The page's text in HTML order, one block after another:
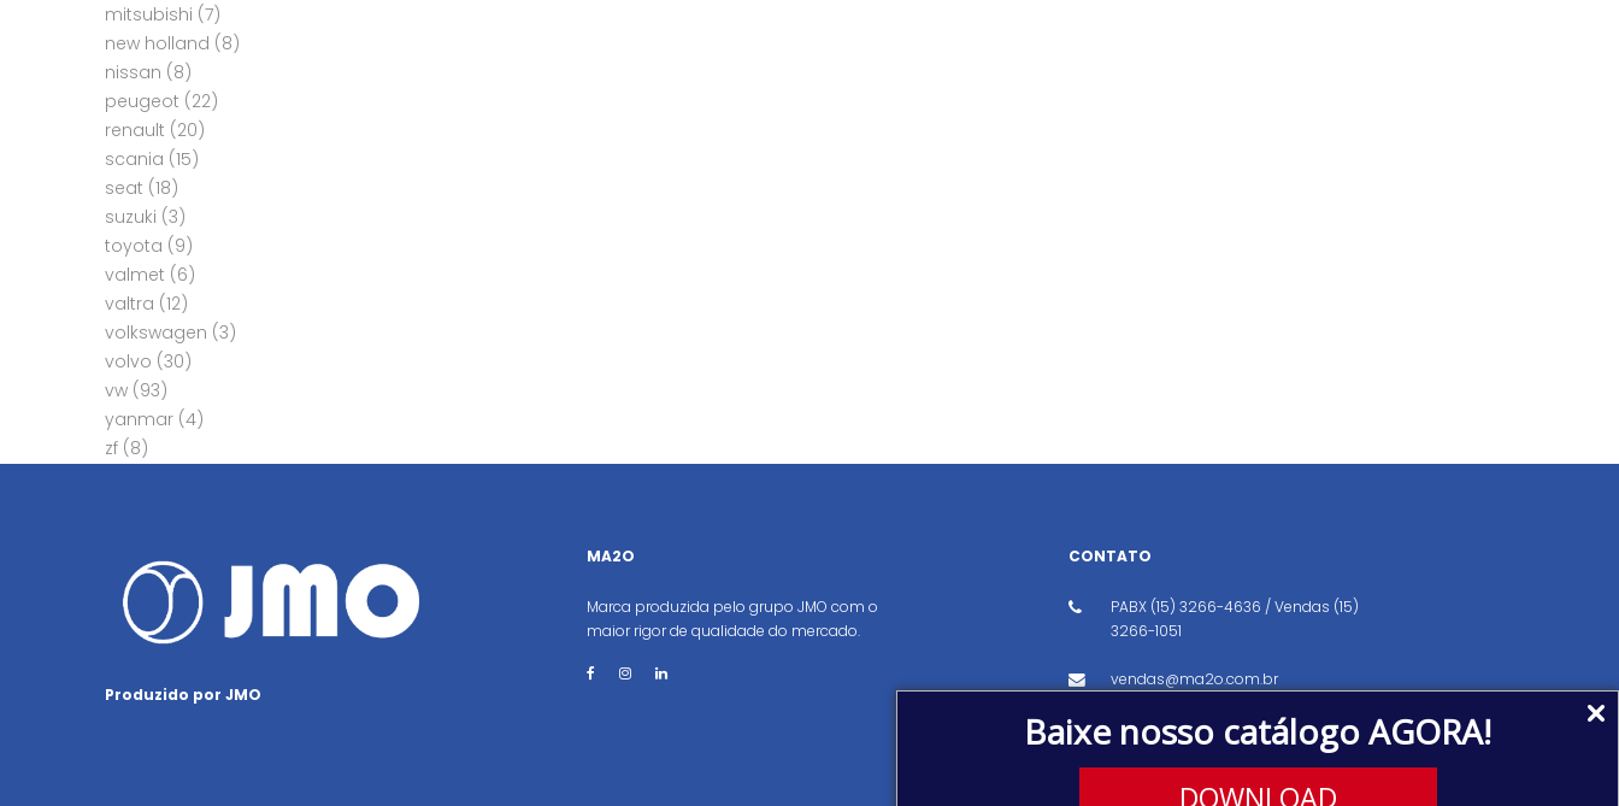
Baixe nosso catálogo AGORA!
DOWNLOAD
mitsubishi (7)
new holland (8)
nissan (8)
peugeot (22)
renault (20)
scania (15)
seat (18)
suzuki (3)
toyota (9)
valmet (6)
valtra (12)
volkswagen (3)
volvo (30)
vw (93)
yanmar (4)
zf (8)
Produzido por JMO
MA2O
Marca produzida pelo grupo JMO com o
maior rigor de qualidade do mercado.
CONTATO
PABX (15) 3266-4636 / Vendas (15)
3266-1051
vendas@ma2o.com.br
Avenida dos Eucaliptos, 151, Distrito
Industrial, Iperó/SP CEP: 18560-000